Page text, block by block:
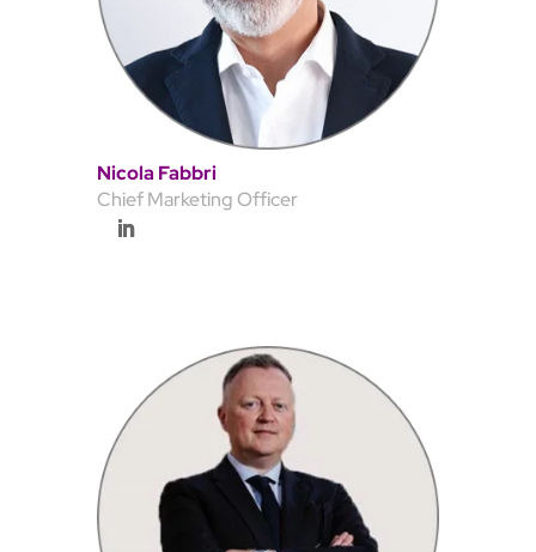
Nicola Fabbri
Chief Marketing Officer